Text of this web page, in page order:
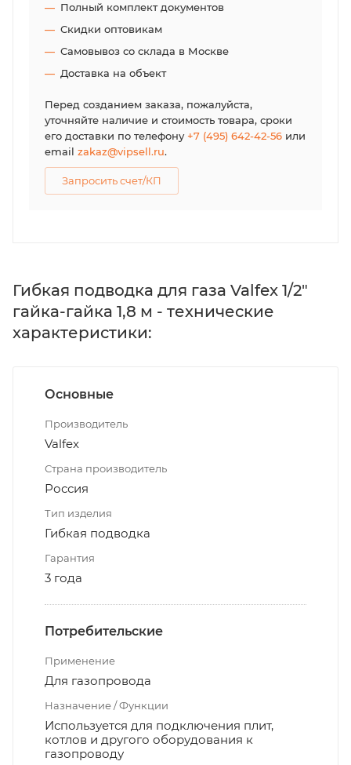
Полный комплект документов
Скидки оптовикам
Самовывоз со склада в Москве
Доставка на объект
Перед созданием заказа, пожалуйста,
уточняйте наличие и стоимость товара, сроки
его доставки по телефону+7 (495) 642-42-56 или
email zakaz@vipsell.ru.
Запросить счет/КП
Гибкая подводка для газа Valfex 1/2"
гайка-гайка 1,8 м - технические
характеристики:
Основные
Производитель
Valfex
Страна производитель
Россия
Тип изделия
Гибкая подводка
Гарантия
3 года
Потребительские
Применение
Для газопровода
Назначение / Функции
Используется для подключения плит,
котлов и другого оборудования к
газопроводу